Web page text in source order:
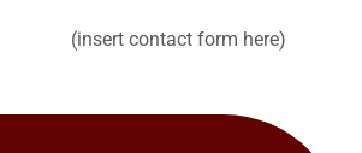
(insert contact form here)